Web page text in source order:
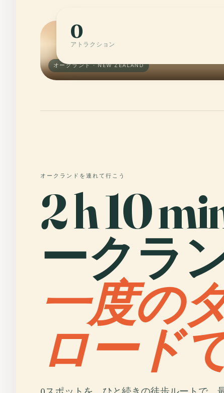
オークランド · NEW ZEALAND
0
アトラクション
オークランドを連れて行こう
2 h 10
ークラ
一度の
ロードで